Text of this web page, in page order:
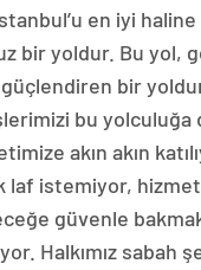
en iyi
bir yoldur. Bu yol,
bir
bu yolculuğa
akın akın
laf istemiyor,
güvenle
Halkımız sabah